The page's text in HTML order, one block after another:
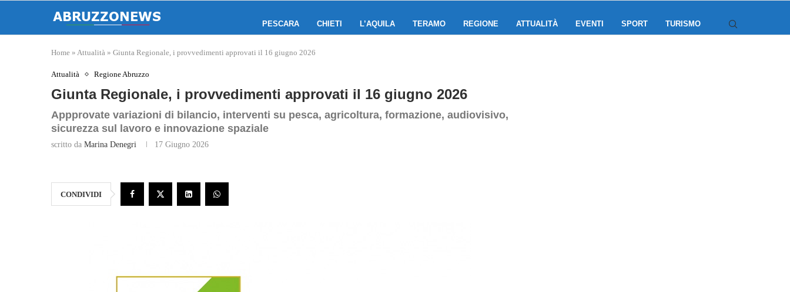
PESCARA CHIETI L’AQUILA TERAMO REGIONE ATTUALITÀ EVENTI SPORT TURISMO
Home » Attualità » Giunta Regionale, i provvedimenti approvati il 16 giugno 2026
Attualità Regione Abruzzo
Giunta Regionale, i provvedimenti approvati il 16 giugno 2026
Appprovate variazioni di bilancio, interventi su pesca, agricoltura, formazione, audiovisivo,
sicurezza sul lavoro e innovazione spaziale
scritto da Marina Denegri 17 Giugno 2026
CONDIVIDI